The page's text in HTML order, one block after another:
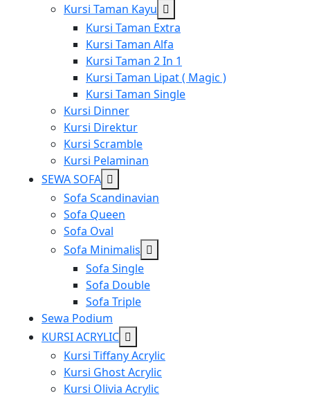
Kursi Taman Kayu Show
sub
menu
Kursi Taman Extra
Kursi Taman Alfa
Kursi Taman 2 In 1
Kursi Taman Lipat ( Magic )
Kursi Taman Single
Kursi Dinner
Kursi Direktur
Kursi Scramble
Kursi Pelaminan
SEWA SOFA Show
sub
menu
Sofa Scandinavian
Sofa Queen
Sofa Oval
Sofa Minimalis Show
menu
Sofa Single
Sofa Double
Sofa Triple
Sewa Podium
KURSI ACRYLIC Show
sub
menu
Kursi Tiffany Acrylic
Kursi Ghost Acrylic
Kursi Olivia Acrylic